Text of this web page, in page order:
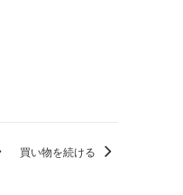
買い物を続ける